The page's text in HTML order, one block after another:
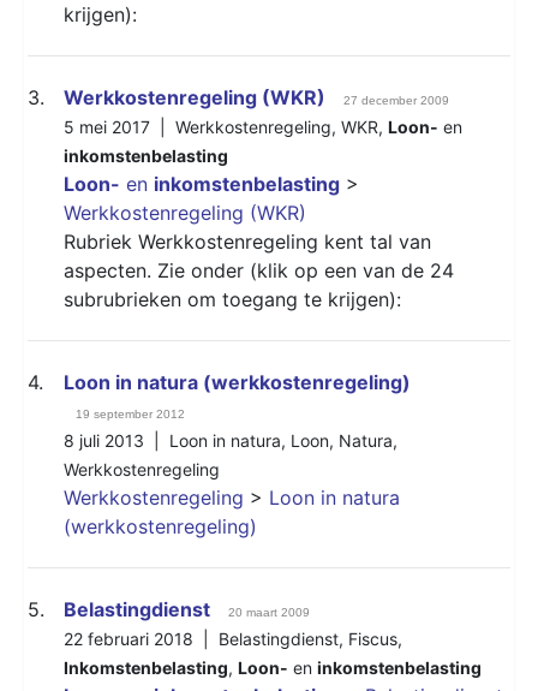
krijgen):
3. Werkkostenregeling (WKR) 27 december 2009
5 mei 2017 | Werkkostenregeling, WKR, Loon- en
inkomstenbelasting
Loon- en inkomstenbelasting >
Werkkostenregeling (WKR)
Rubriek Werkkostenregeling kent tal van
aspecten. Zie onder (klik op een van de 24
subrubrieken om toegang te krijgen):
4. Loon in natura (werkkostenregeling)
19 september 2012
8 juli 2013 | Loon in natura, Loon, Natura,
Werkkostenregeling
Werkkostenregeling > Loon in natura
(werkkostenregeling)
5. Belastingdienst 20 maart 2009
22 februari 2018 | Belastingdienst, Fiscus,
Inkomstenbelasting, Loon- en inkomstenbelasting